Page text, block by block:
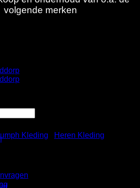
volgende merken
Kleding Heren Kleding